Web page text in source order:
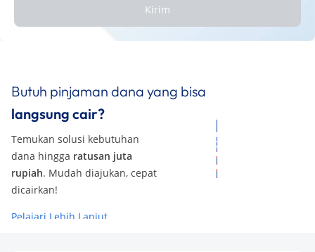
Kirim
Butuh pinjaman dana yang bisa
langsung cair?
Temukan solusi kebutuhan
dana hingga ratusan juta
rupiah. Mudah diajukan, cepat
dicairkan!
Pelajari Lebih Lanjut